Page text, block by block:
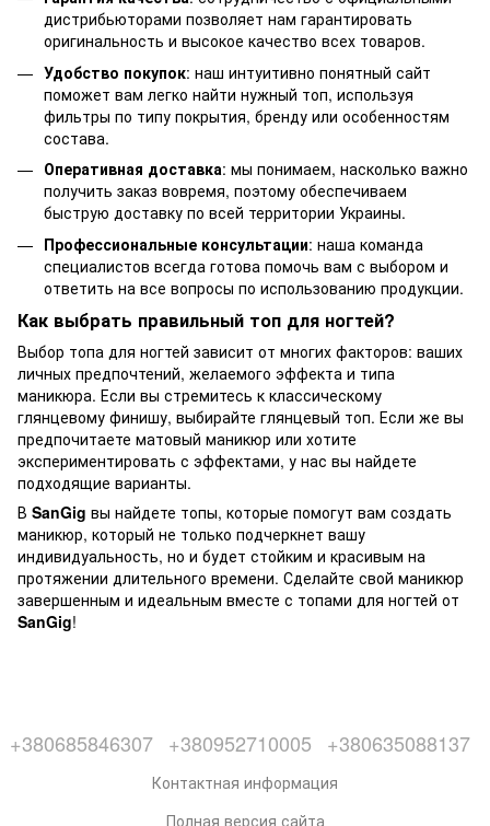
дистрибьюторами позволяет нам гарантировать
оригинальность и высокое качество всех товаров.
Удобство покупок: наш интуитивно понятный сайт
поможет вам легко найти нужный топ, используя
фильтры по типу покрытия, бренду или особенностям
состава.
Оперативная доставка: мы понимаем, насколько важно
получить заказ вовремя, поэтому обеспечиваем
быструю доставку по всей территории Украины.
Профессиональные консультации: наша команда
специалистов всегда готова помочь вам с выбором и
ответить на все вопросы по использованию продукции.
Как выбрать правильный топ для ногтей?
Выбор топа для ногтей зависит от многих факторов: ваших
личных предпочтений, желаемого эффекта и типа
маникюра. Если вы стремитесь к классическому
глянцевому финишу, выбирайте глянцевый топ. Если же вы
предпочитаете матовый маникюр или хотите
экспериментировать с эффектами, у нас вы найдете
подходящие варианты.
В SanGig вы найдете топы, которые помогут вам создать
маникюр, который не только подчеркнет вашу
индивидуальность, но и будет стойким и красивым на
протяжении длительного времени. Сделайте свой маникюр
завершенным и идеальным вместе с топами для ногтей от
SanGig!
+380685846307 +380952710005 +380635088137
Контактная информация
Полная версия сайта